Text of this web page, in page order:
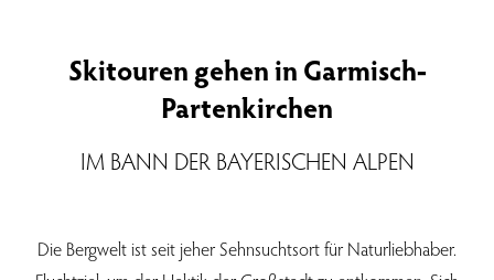
Skitouren gehen in Garmisch-
Partenkirchen
IM BANN DER BAYERISCHEN ALPEN
Die Bergwelt ist seit jeher Sehnsuchtsort für Naturliebhaber.